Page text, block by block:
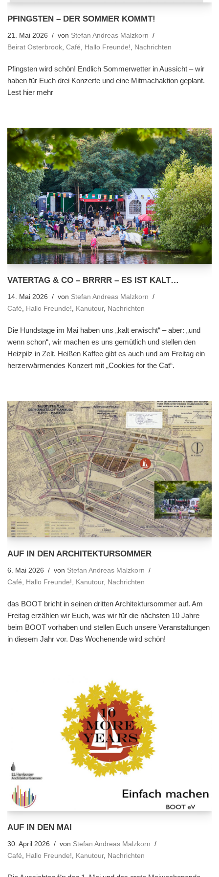
PFINGSTEN – DER SOMMER KOMMT!
21. Mai 2026 von Stefan Andreas Malzkorn
Beirat Osterbrook Café Hallo Freunde! Nachrichten
Pfingsten wird schön! Endlich Sommerwetter in Aussicht – wir
haben für Euch drei Konzerte und eine Mitmachaktion geplant.
Lest hier mehr
VATERTAG & CO – BRRRR – ES IST KALT…
14. Mai 2026 von Stefan Andreas Malzkorn
Café, Hallo Freunde!, Kanutour, Nachrichten
Die Hundstage im Mai haben uns „kalt erwischt“ – aber: „und
wenn schon“, wir machen es uns gemütlich und stellen den
Heizpilz in Zelt. Heißen Kaffee gibt es auch und am Freitag ein
herzerwärmendes Konzert mit „Cookies for the Cat“.
AUF IN DEN ARCHITEKTURSOMMER
6. Mai 2026 von Stefan Andreas Malzkorn
Café, Hallo Freunde!, Kanutour, Nachrichten
das BOOT bricht in seinen dritten Architektursommer auf. Am
Freitag erzählen wir Euch, was wir für die nächsten 10 Jahre
beim BOOT vorhaben und stellen Euch unsere Veranstaltungen
in diesem Jahr vor. Das Wochenende wird schön!
AUF IN DEN MAI
30. April 2026 von Stefan Andreas Malzkorn
Café
Hallo Freunde! Kanutour, Nachrichten